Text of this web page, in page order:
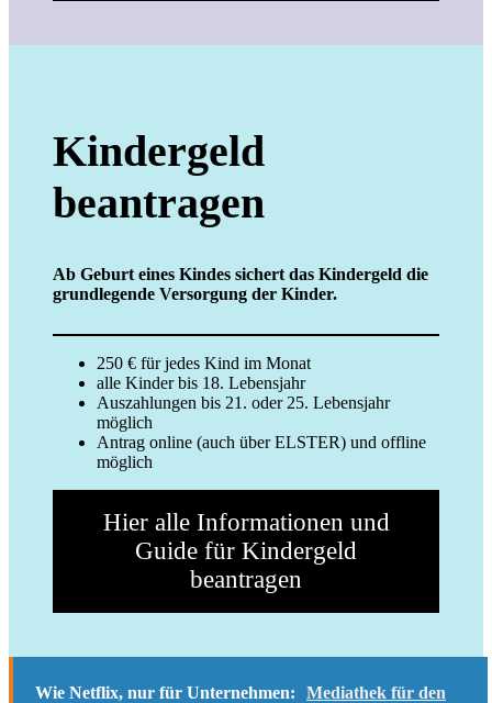
Kindergeld
beantragen
Ab Geburt eines Kindes sichert das Kindergeld die
grundlegende Versorgung der Kinder.
250 € für jedes Kind im Monat
alle Kinder bis 18. Lebensjahr
Auszahlungen bis 21. oder 25. Lebensjahr
möglich
Antrag online (auch über ELSTER) und offline
möglich
Hier alle Informationen und
Guide für Kindergeld
beantragen
Wie Netflix, nur für Unternehmen:
Mediathek für den